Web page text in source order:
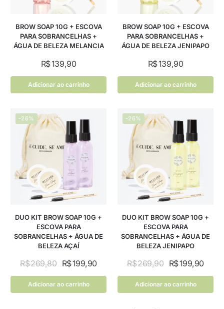
BROW SOAP 10G + ESCOVA
PARA SOBRANCELHAS +
ÁGUA DE BELEZA MELANCIA
R$139,90
Adicionar ao carrinho
BROW SOAP 10G + ESCOVA
PARA SOBRANCELHAS +
ÁGUA DE BELEZA JENIPAPO
R$139,90
Adicionar ao carrinho
-26%
DUO KIT BROW SOAP 10G +
ESCOVA PARA
SOBRANCELHAS + ÁGUA DE
BELEZA AÇAÍ
R$269,80 R$199,90
Adicionar ao carrinho
-26%
DUO KIT BROW SOAP 10G +
ESCOVA PARA
SOBRANCELHAS + ÁGUA DE
BELEZA JENIPAPO
R$269,90 R$199,90
Adicionar ao carrinho